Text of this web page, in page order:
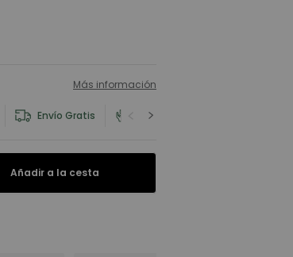
Más información
Envío Gratis Información del Producto y
Añadir a la cesta